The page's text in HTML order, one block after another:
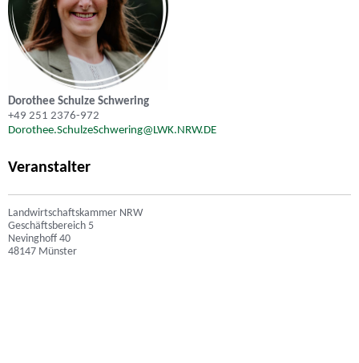
Dorothee Schulze Schwering
+49 251 2376-972
Dorothee.SchulzeSchwering@LWK.NRW.DE
Veranstalter
Landwirtschaftskammer NRW
Geschäftsbereich 5
Nevinghoff 40
48147 Münster